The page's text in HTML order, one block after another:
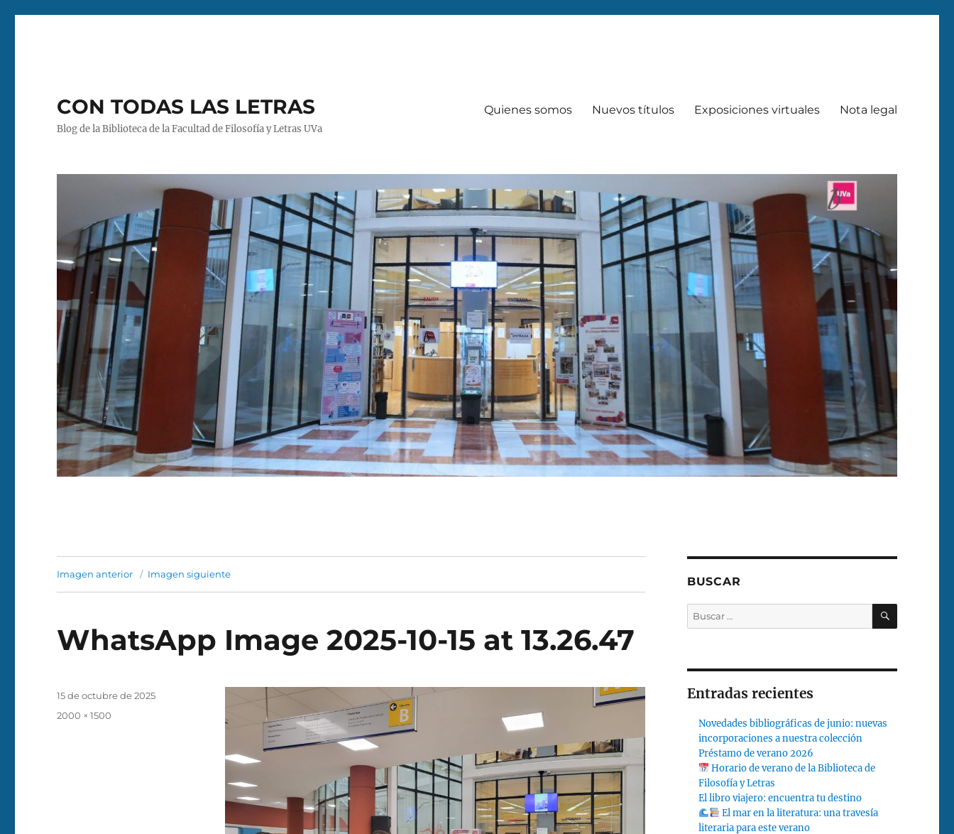
CON TODAS LAS LETRAS
Blog de la Biblioteca de la Facultad de Filosofía y Letras UVa
Quienes somos Nuevos títulos Exposiciones virtuales Nota legal
Imagen anterior Imagen siguiente
WhatsApp Image 2025-10-15 at 13.26.47
Publicado
15 de octubre de 2025
Tamaño
2000 × 1500
BUSCAR
Buscar
por:
BUSCAR
Entradas recientes
Novedades bibliográficas de junio: nuevas
incorporaciones a nuestra colección
Préstamo de verano 2026
Horario de verano de la Biblioteca de
Filosofía y Letras
El libro viajero: encuentra tu destino
El mar en la literatura: una travesía
literaria para este verano